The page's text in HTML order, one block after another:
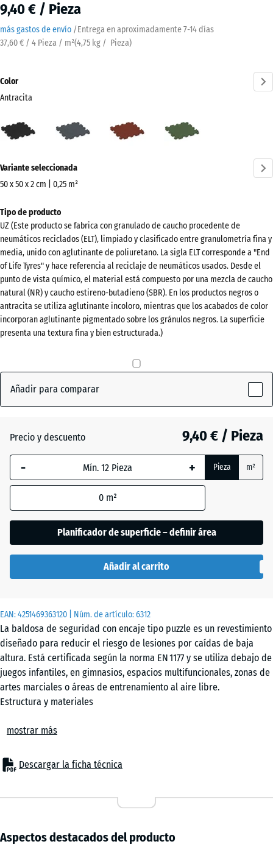
9,40 € / Pieza
más gastos de envío /Entrega en aproximadamente7-14 días
37,60 € / 4 Pieza / m²(4,75 kg / Pieza)
EAN:4251469363120 | Núm. de artículo:6312
La baldosa de seguridad con encaje tipo puzzle es un revestimiento
diseñado para reducir el riesgo de lesiones por caídas de baja
altura. Está certificada según la norma EN 1177 y se utiliza debajo de
juegos infantiles, en gimnasios, espacios multifuncionales, zonas de
artes marciales o áreas de entrenamiento al aire libre.
Estructura y materiales
es porosa, antideslizante y resistente al desgaste. Es cómoda al
inferior estructurada favorece la elasticidad y la evacuación lateral
del agua. El material es transpirable, resistente a heladas, estable
resiste un uso intensivo sin perder funcionalidad.
Los bordes tienen un sistema de encaje tipo puzzle con cortes de
precisión. El montaje no requiere herramientas: los dientes encajan
mostrar más
Descargar la ficha técnica
Color
Antracita
(active)
pizarra
ladrillo
información
sobre
colores?
Mostrar
paleta
de
colores
Antracita(active)
Rojo
Verde
hierba
+ 1,00 €
Variante seleccionada
50 x 50 x 2 cm | 0,25 m²
Dimensiones
para
el
envío
540
x
540
x
20
mm
seleccionada,
enmarcada
en azul, se
el cálculo de
indique lo
los datos del
producto).
50
50
|
0,25
m²
50
x
x 3
|
m²
50
Tipo de producto
UZ (Este producto se fabrica con granulado de caucho procedente de
neumáticos reciclados (ELT), limpiado y clasificado entre granulometría fina y
media, unido con aglutinante de poliuretano. La sigla ELT corresponde a "End
of Life Tyres" y hace referencia al reciclaje de neumáticos usados. Desde el
punto de vista químico, el material está compuesto por una mezcla de caucho
natural (NR) y caucho estireno-butadieno (SBR). En los productos negros o
antracita se utiliza aglutinante incoloro, mientras que los acabados de color
incorporan aglutinante pigmentado sobre los gránulos negros. La superficie
presenta una textura fina y bien estructurada.)
Añadir para comparar
Precio y descuento 9,40 € / Pieza
- + Pieza m²
0 m²
Planificador de superficie – definir área
Añadir al carrito
Aspectos destacados del producto